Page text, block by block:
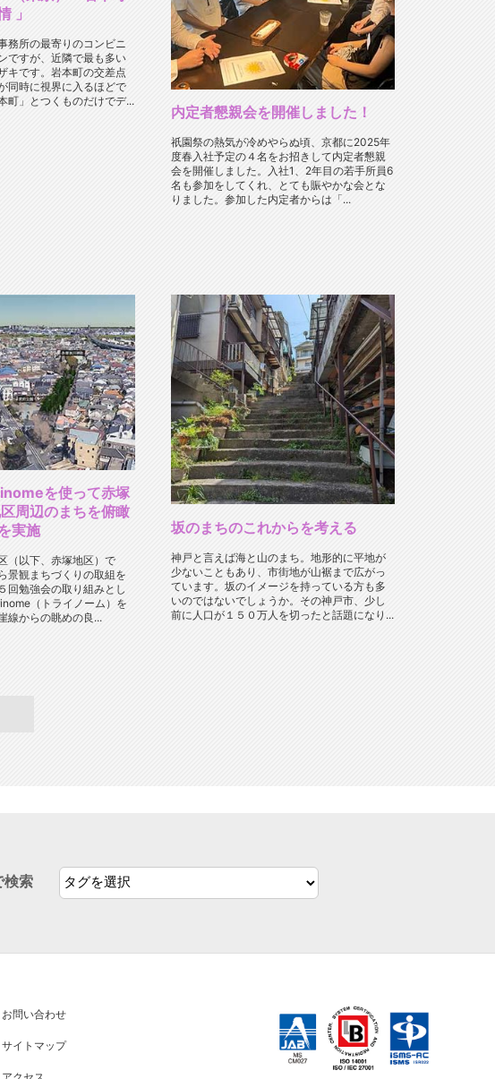
」
務所の最寄りのコンビニ
ですが、近隣で最も多い
キです。岩本町の交差点
同時に視界に入るほどで
町」とつくものだけでデ...
内定者懇親会を開催しました！
祇園祭の熱気が冷めやらぬ頃、京都に2025年
度春入社予定の４名をお招きして内定者懇親
会を開催しました。入社1、2年目の若手所員6
名も参加をしてくれ、とても賑やかな会とな
りました。参加した内定者からは「...
を使って赤塚
周辺のまちを俯瞰
実施
（以下、赤塚地区）で
景観まちづくりの取組を
回勉強会の取り組みとし
（トライノーム）を
線からの眺めの良...
坂のまちのこれからを考える
神戸と言えば海と山のまち。地形的に平地が
少ないこともあり、市街地が山裾まで広がっ
ています。坂のイメージを持っている方も多
いのではないでしょうか。その神戸市、少し
前に人口が１５０万人を切ったと話題になり...
検索
お問い合わせ
サイトマップ